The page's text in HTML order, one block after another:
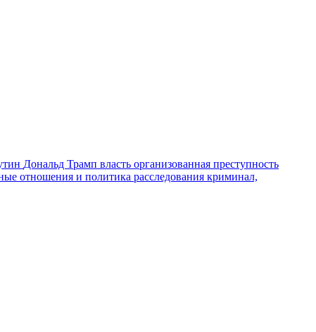
Дональд Трамп власть организованная преступность
отношения и политика расследования криминал,